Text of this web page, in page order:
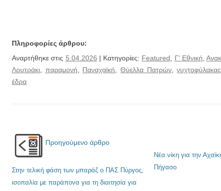
Πληροφορίες άρθρου:
Αναρτήθηκε στις 5.04.2026 | Κατηγορίες: Featured, Γ' Εθνική,
Λουτράκι, παραμονή, Παναχαϊκή,Θύελλα Πατρών,νυχτοφύλακας
έδρα
Προηγούμενο άρθρο
Στην τελική φάση των μπαράζ ο ΠΑΣ Πύργος,
ισοπαλία με παράπονα για τη διαιτησία για
Νέα νίκη για την
Πήγασο